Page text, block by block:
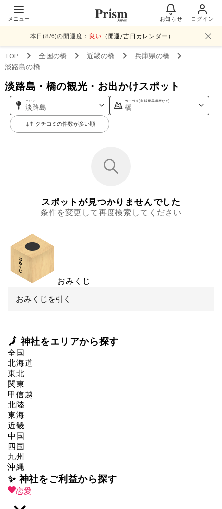
メニュー お知らせ ログイン
本日(8/6)の開運度： 良い （ 開運/吉日カレンダー ）
TOP 全国の橋 近畿の橋 兵庫県の橋
淡路島の橋
淡路島・橋の観光・お出かけスポット
エリア
淡路島
カテゴリ(山,城,世界遺産など)
橋
クチコミの件数が多い順
スポットが見つかりませんでした
条件を変更して再度検索してください
おみくじ
おみくじを引く
🗾 神社をエリアから探す
全国
北海道
東北
関東
甲信越
北陸
東海
近畿
中国
四国
九州
沖縄
✨ 神社をご利益から探す
恋愛